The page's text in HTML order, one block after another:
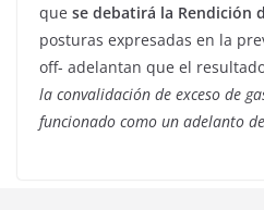
que se debatirá la Rendición
posturas expresadas en la
off- adelantan que el
la convalidación de exceso de
funcionado como un adelanto